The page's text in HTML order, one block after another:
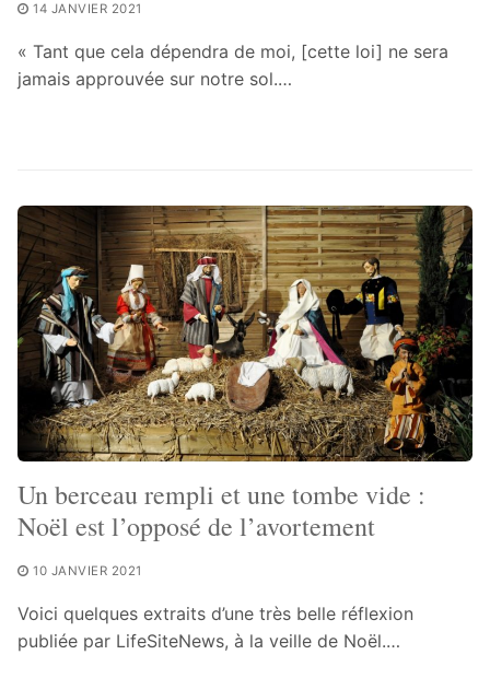
14 JANVIER 2021
« Tant que cela dépendra de moi, [cette loi] ne sera
jamais approuvée sur notre sol.…
Un berceau rempli et une tombe vide :
Noël est l’opposé de l’avortement
10 JANVIER 2021
Voici quelques extraits d’une très belle réflexion
publiée par LifeSiteNews, à la veille de Noël.…